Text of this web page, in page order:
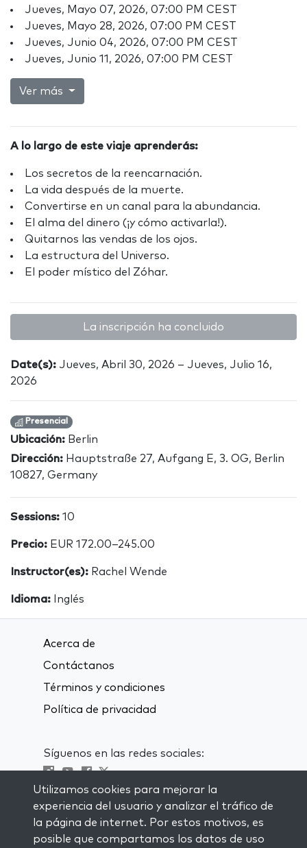
Jueves, Mayo 07, 2026, 07:00 PM CEST
Jueves, Mayo 28, 2026, 07:00 PM CEST
Jueves, Junio 04, 2026, 07:00 PM CEST
Jueves, Junio 11, 2026, 07:00 PM CEST
Ver más
A lo largo de este viaje aprenderás:
Los secretos de la reencarnación.
La vida después de la muerte.
Convertirse en un canal para la abundancia.
El alma del dinero (¡y cómo activarla!).
Quitarnos las vendas de los ojos.
La estructura del Universo.
El poder místico del Zóhar.
La inscripción ha concluido
Date(s): Jueves, Abril 30, 2026 – Jueves, Julio 16,
2026
Presencial
Ubicación: Berlin
Dirección: Hauptstraße 27, Aufgang E, 3. OG, Berlin
10827, Germany
Sessions: 10
Precio: EUR 172.00–245.00
Instructor(es): Rachel Wende
Idioma: Inglés
Acerca de
Contáctanos
Términos y condiciones
Política de privacidad
Síguenos en las redes sociales:
Visit kabbalah master classes
MANTENTE AL CORRIENTE
Utilizamos cookies para mejorar la
experiencia del usuario y analizar el tráfico de
la página de internet. Por estos motivos, es
posible que compartamos los datos de uso